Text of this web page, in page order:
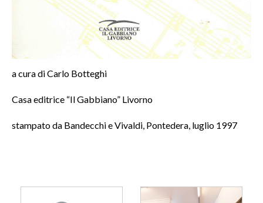
a cura di Carlo Botteghi
Casa editrice “Il Gabbiano” Livorno
stampato da Bandecchi e Vivaldi, Pontedera, luglio 1997